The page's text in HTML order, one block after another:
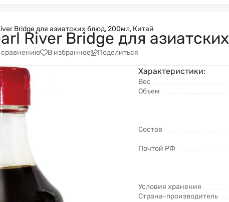
Bridge для азиатских блюд, 200мл, Китай
River Bridge для
сравнению В избранное Поделиться
Характеристики:
Вес
Объем
Состав
Почтой РФ
Условия хранения
Страна-производитель